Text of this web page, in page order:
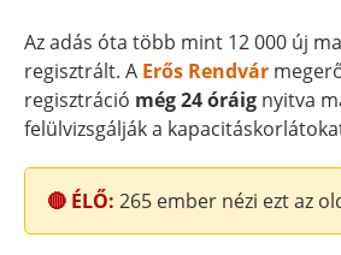
Az adás óta több mint 12 000 új
regisztrált. A Erős Rendvár
regisztráció még 24 óráig nyitva
felülvizsgálják a
🔴 ÉLŐ: 265ember nézi ezt az